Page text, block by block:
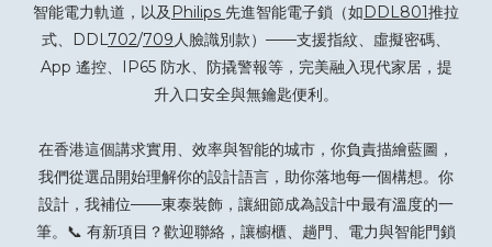
智能電力軌道，以及 Philips 先進智能電子鎖（如DDL801推拉
式、DDL702/709人臉識別款）——支援指紋、虛擬密碼、
App 遙控、IP65 防水、防撬警報等，完美融入現代家居，提
升入口安全與無鑰匙便利。
在香港這個講求實用、效率與智能的城市，你負責描繪藍圖，
我們從選品開始理解你的設計語言，助你落地每一個構想。你
設計，我補位——東泰裝飾，讓細節成為設計中最有溫度的一
筆。📞 有新項目？歡迎聯絡 ，讓櫥櫃、趟門、電力與智能門鎖